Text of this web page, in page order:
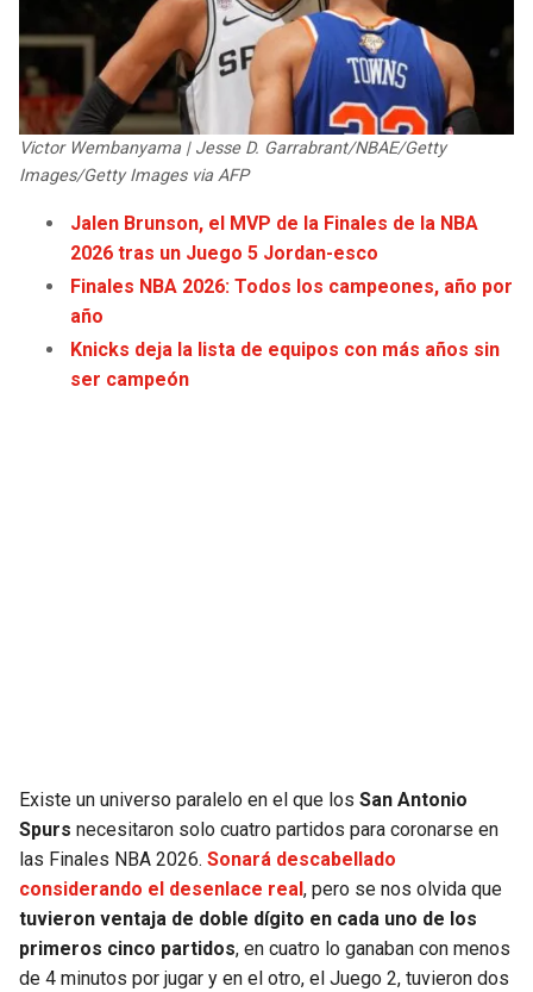
TITANS
COWBOYS
VIKINGS
FALCONS
PANTHERS
WARRIORS
CLIPPERS
THUNDER
TRAIL BLAZERS
JAZZ
Victor Wembanyama | Jesse D. Garrabrant/NBAE/Getty
Images/Getty Images via AFP
Jalen Brunson, el MVP de la Finales de la NBA
2026 tras un Juego 5 Jordan-esco
Finales NBA 2026: Todos los campeones, año por
año
Knicks deja la lista de equipos con más años sin
ser campeón
Existe un universo paralelo en el que los San Antonio
Spurs necesitaron solo cuatro partidos para coronarse en
las Finales NBA 2026. Sonará descabellado
considerando el desenlace real , pero se nos olvida que
tuvieron ventaja de doble dígito en cada uno de los
primeros cinco partidos, en cuatro lo ganaban con menos
de 4 minutos por jugar y en el otro, el Juego 2, tuvieron dos